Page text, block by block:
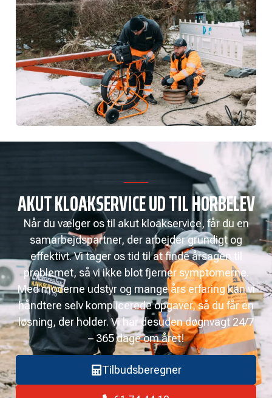
AKUT KLOAKSERVICE UD TIL HORBELEV
Når du vælger os til akut kloakservice, får du en
samarbejdspartner, der arbejder grundigt og
effektivt. Vi tager os tid til at finde årsagen til
problemet, så vi ikke blot fjerner symptomerne.
Med moderne udstyr og mange års erfaring kan vi
håndtere selv komplicerede opgaver, så du får en
løsning, der holder. Vi har desuden døgnvagt 24/7
– 365 dage om året!
Tilbudsberegner